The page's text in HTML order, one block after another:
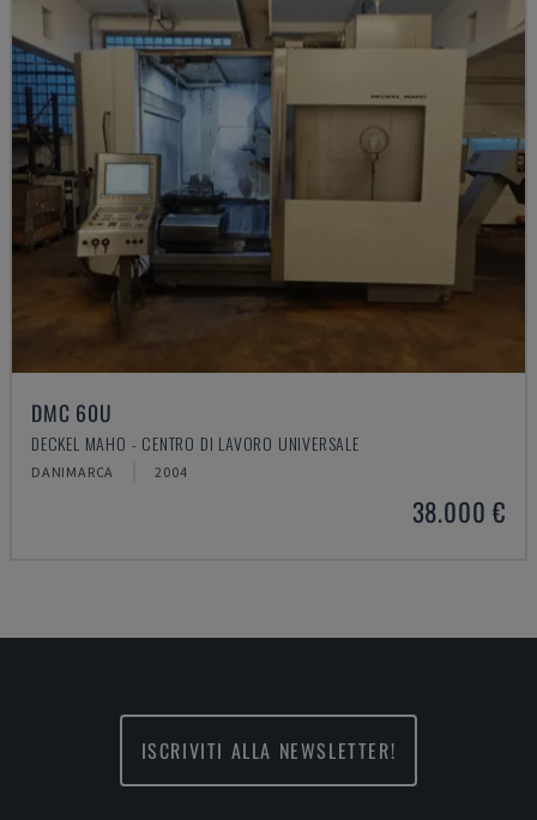
DMC 60U
DECKEL MAHO - CENTRO DI LAVORO UNIVERSALE
DANIMARCA 2004
38.000 €
ISCRIVITI ALLA NEWSLETTER!